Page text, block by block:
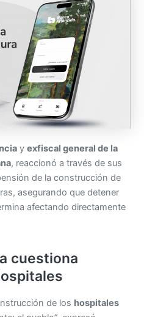
yexfiscal general de la
, reaccionó a través de sus
de la construcción de
asegurando que detener
afectando directamente
cuestiona
de los hospitales